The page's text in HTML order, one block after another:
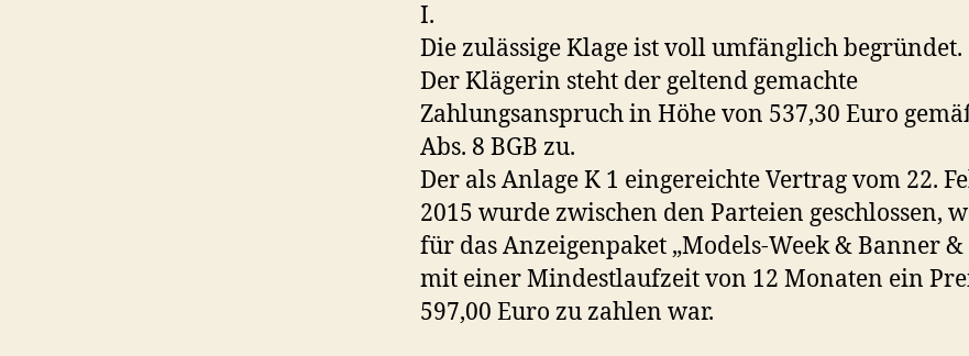
I.
Die zulässige Klage ist voll umfänglich begründet.
Der Klägerin steht der geltend gemachte
Zahlungsanspruch in Höhe von 537,30 Euro
Abs. 8 BGB zu.
Der als Anlage K 1 eingereichte Vertrag vom 22.
2015 wurde zwischen den Parteien geschlossen,
für das Anzeigenpaket „Models-Week & Banner &
mit einer Mindestlaufzeit von 12 Monaten ein
597,00 Euro zu zahlen war.